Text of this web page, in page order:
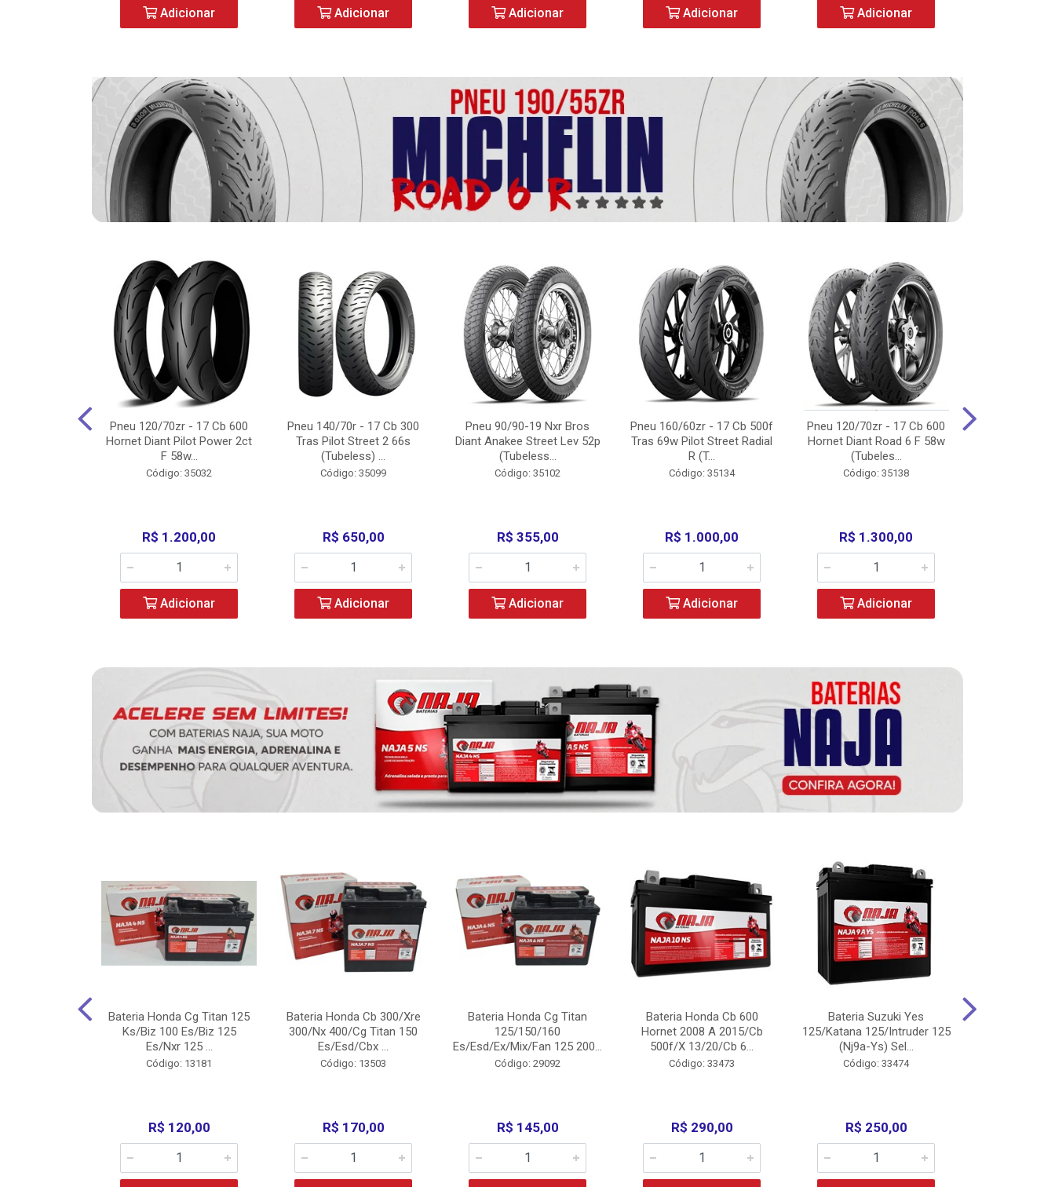
Adicionar Adicionar Adicionar Adicionar Adicionar
Pneu 120/70zr - 17 Cb 600
Hornet Diant Pilot Power 2ct
F 58w...
Código: 35032
R$ 1.200,00
Adicionar
Pneu 140/70r - 17 Cb 300
Tras Pilot Street 2 66s
(Tubeless) ...
Código: 35099
R$ 650,00
Adicionar
Pneu 90/90-19 Nxr Bros
Diant Anakee Street Lev 52p
(Tubeless...
Código: 35102
R$ 355,00
Adicionar
Pneu 160/60zr - 17 Cb 500f
Tras 69w Pilot Street Radial
R (T...
Código: 35134
R$ 1.000,00
Adicionar
Pneu 120/70zr - 17 Cb 600
Hornet Diant Road 6 F 58w
(Tubeles...
Código: 35138
R$ 1.300,00
Adicionar
Bateria Honda Cg Titan 125
Ks/Biz 100 Es/Biz 125
Es/Nxr 125 ...
Código: 13181
R$ 120,00
Bateria Honda Cb 300/Xre
300/Nx 400/Cg Titan 150
Es/Esd/Cbx ...
Código: 13503
R$ 170,00
Bateria Honda Cg Titan
125/150/160
Es/Esd/Ex/Mix/Fan 125 200...
Código: 29092
R$ 145,00
Bateria Honda Cb 600
Hornet 2008 A 2015/Cb
500f/X 13/20/Cb 6...
Código: 33473
R$ 290,00
Bateria Suzuki Yes
125/Katana 125/Intruder 125
(Nj9a-Ys) Sel...
Código: 33474
R$ 250,00